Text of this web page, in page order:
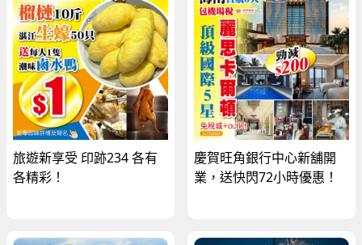
旅遊新享受 印跡234 各有
各精彩！
慶賀旺角銀行中心新舖開
業，送快閃72小時優惠！